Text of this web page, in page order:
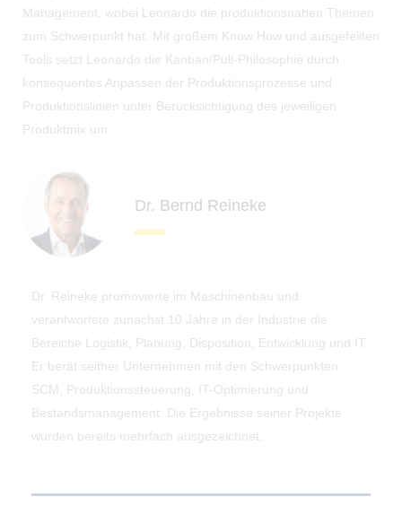
Management, wobei Leonardo die produktionsnahen Themen
zum Schwerpunkt hat. Mit großem Know How und ausgefeilten
Tools setzt Leonardo die Kanban/Pull-Philosophie durch
konsequentes Anpassen der Produktionsprozesse und
Produktionslinien unter Berücksichtigung des jeweiligen
Produktmix um.
Dr. Bernd Reineke
Dr. Reineke promovierte im Maschinenbau und
verantwortete zunächst 10 Jahre in der Industrie die
Bereiche Logistik, Planung, Disposition, Entwicklung und IT.
Er berät seither Unternehmen mit den Schwerpunkten
SCM, Produktionssteuerung, IT-Optimierung und
Bestandsmanagement. Die Ergebnisse seiner Projekte
wurden bereits mehrfach ausgezeichnet.